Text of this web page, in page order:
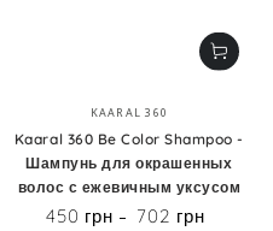
Бренд:
KAARAL 360
Kaaral 360 Be Color Shampoo -
Шампунь для окрашенных
волос с ежевичным уксусом
Цена
450 грн 702 грн